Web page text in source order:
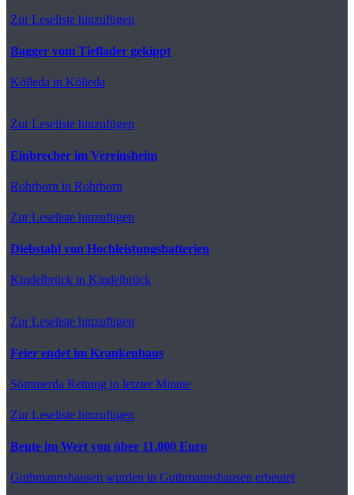
Zur Leseliste hinzufügen
Bagger vom Tieflader gekippt
Kölleda in Kölleda
Zur Leseliste hinzufügen
Einbrecher im Vereinsheim
Rohrborn in Rohrborn
Zur Leseliste hinzufügen
Diebstahl von Hochleistungsbatterien
Kindelbrück in Kindelbrück
Zur Leseliste hinzufügen
Feier endet im Krankenhaus
Sömmerda Rettung in letzter Minute
Zur Leseliste hinzufügen
Beute im Wert von über 11.000 Euro
Guthmannshausen wurden in Guthmannshausen erbeutet